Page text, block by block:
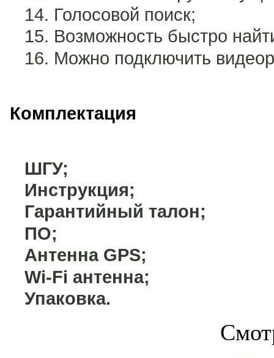
Голосовой поиск;
Возможность быстро
Можно подключить
Комплектация
ШГУ;
Инструкция;
Гарантийный талон;
ПО;
Антенна GPS;
Wi-Fi антенна;
Упаковка.